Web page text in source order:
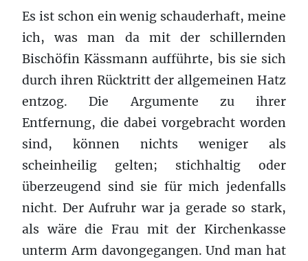
Es ist schon ein wenig schauderhaft, meine
ich, was man da mit der schillernden
Bischöfin Kässmann aufführte, bis sie sich
durch ihren Rücktritt der allgemeinen Hatz
entzog. Die Argumente zu ihrer
Entfernung, die dabei vorgebracht worden
sind, können nichts weniger als
scheinheilig gelten; stichhaltig oder
überzeugend sind sie für mich jedenfalls
nicht. Der Aufruhr war ja gerade so stark,
als wäre die Frau mit der Kirchenkasse
unterm Arm davongegangen. Und man hat